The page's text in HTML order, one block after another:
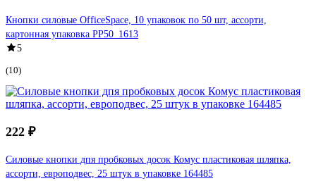
Кнопки силовые OfficeSpace, 10 упаковок по 50 шт, ассорти,
картонная упаковка PP50_1613
5
(10)
222 ₽
Силовые кнопки дпя пробковых досок Комус пластиковая шляпка,
ассорти, европодвес, 25 штук в упаковке 164485